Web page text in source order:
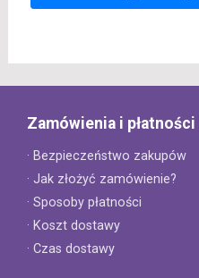
Zamówienia i płatności
· Bezpieczeństwo zakupów
· Jak złożyć zamówienie?
· Sposoby płatności
· Koszt dostawy
· Czas dostawy